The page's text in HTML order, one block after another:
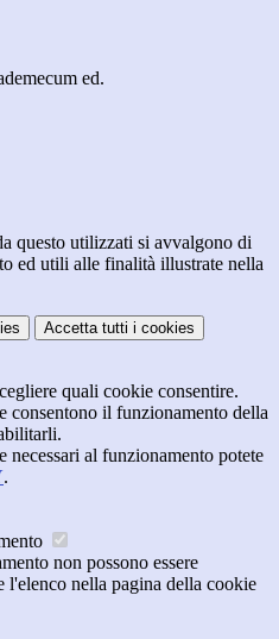
ed.
questo utilizzati si avvalgono di
ed utili alle finalità illustrate nella
Accetta tutti i cookies
quali cookie consentire.
consentono il funzionamento della
necessari al funzionamento potete
.
non possono essere
l'elenco nella pagina della cookie